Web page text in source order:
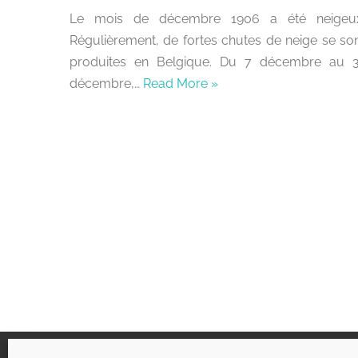
Le mois de décembre 1906 a été
Régulièrement, de fortes chutes de neige se
produites en Belgique. Du 7 décembre au
décembre,… Read More »